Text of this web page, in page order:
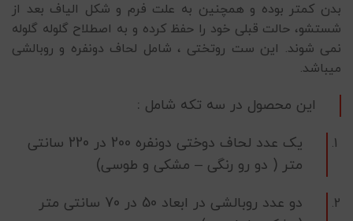
بدن کمتر بوده و همچنین به علت فرم و شکل الیاف بعد از
شستشو، حالت قبلی خود را حفظ کرده و به اصطلاح گلوله گلوله
نمی شوند. این ست روتختی ، شامل لحاف دونفره و روبالشی
میباشد.
این محصول در سه تکه شامل :
یک عدد لحاف دوختی دونفره 200 در 220 سانتی
متر ( دو رو رنگی – مشکی و طوسی)
دو عدد روبالشی در ابعاد 50 در 70 سانتی متر